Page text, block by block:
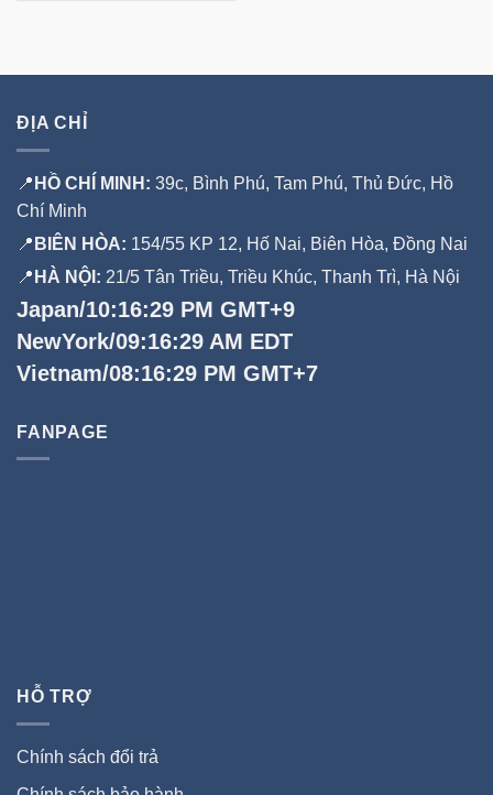
ĐỊA CHỈ
📍 HỒ CHÍ MINH: 39c, Bình Phú, Tam Phú, Thủ Đức, Hồ
Chí Minh
📍 BIÊN HÒA: 154/55 KP 12, Hố Nai, Biên Hòa, Đồng Nai
📍 HÀ NỘI: 21/5 Tân Triều, Triều Khúc, Thanh Trì, Hà Nội
Japan/10:16:30 PM GMT+9
NewYork/09:16:30 AM EDT
Vietnam/08:16:30 PM GMT+7
FANPAGE
HỖ TRỢ
Chính sách đổi trả